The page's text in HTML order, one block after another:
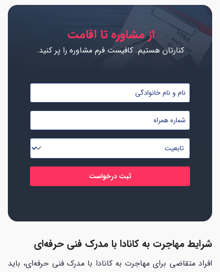
از مشاوره تا اقامت
کنارتان هستیم. کافیست فرم مشاوره را پر کنید.
نام
و
نام
خانوادگی
شماره
موبایل
تابعیت
*
شرایط مهاجرت به کانادا با مدرک فنی‌ حرفه‌ای
افراد متقاضی برای مهاجرت به کانادا با مدرک فنی حرفه‌ای، باید